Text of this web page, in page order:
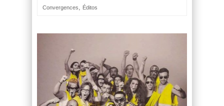
Convergences Éditos